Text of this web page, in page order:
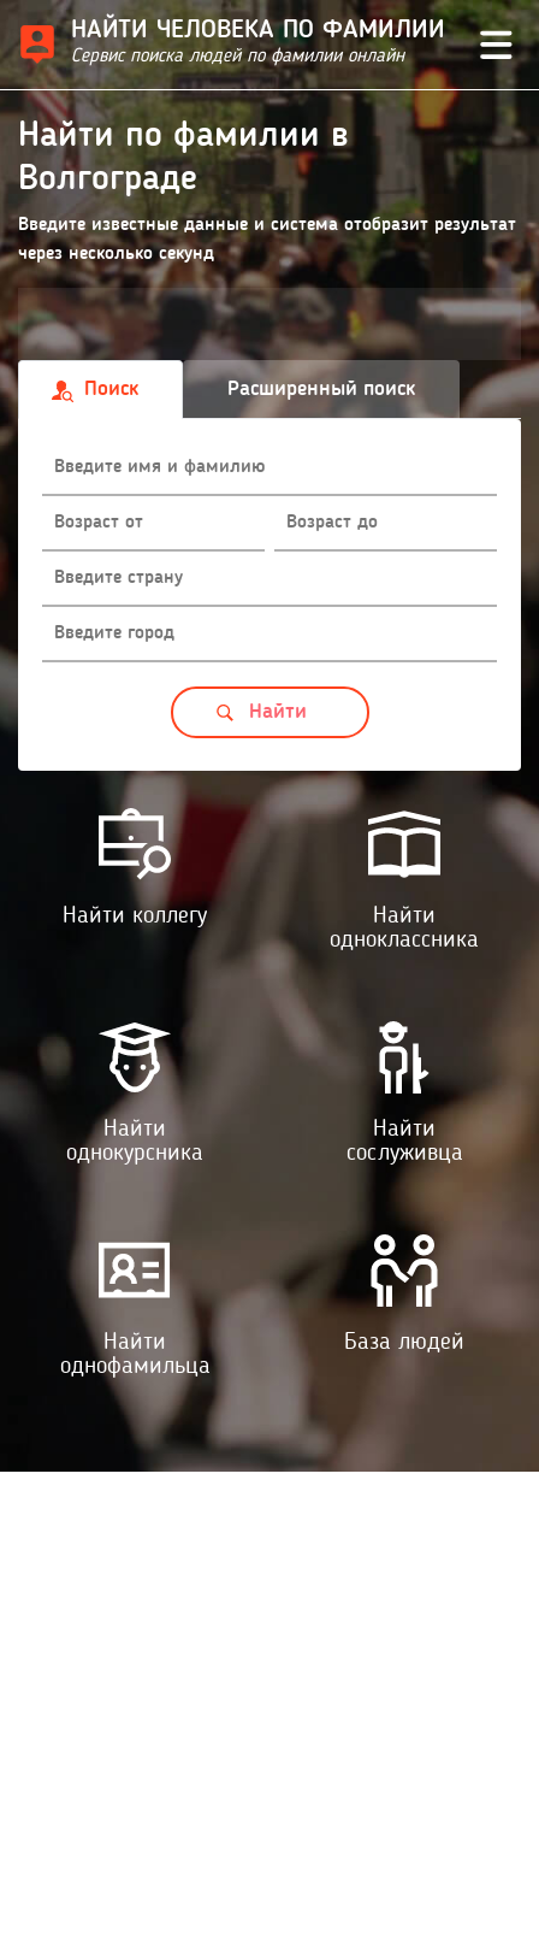
НАЙТИ ЧЕЛОВЕКА ПО ФАМИЛИИ
Сервис поиска людей по фамилии онлайн
Найти по фамилии в
Волгограде
Введите известные данные и система отобразит результат
через несколько секунд
Поиск Расширенный поиск
Найти коллегу
Найти
одноклассника
Найти
однокурсника
Найти
сослуживца
Найти
однофамильца
База людей